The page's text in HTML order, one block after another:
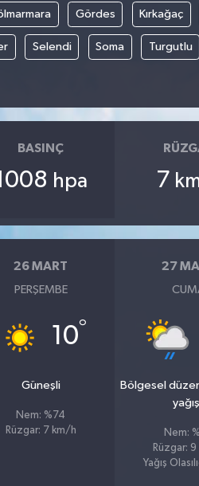
Gördes Kırkağaç
Selendi Soma Turgutlu
BASINÇ
hpa 7
26 MART
PERŞEMBE
10°
Güneşli
Nem: %74
Rüzgar: 7 km/h
27
Bölgesel
Nem:
Rüzgar:
Yağış